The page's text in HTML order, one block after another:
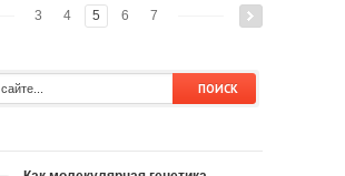
3 4 5 6 7